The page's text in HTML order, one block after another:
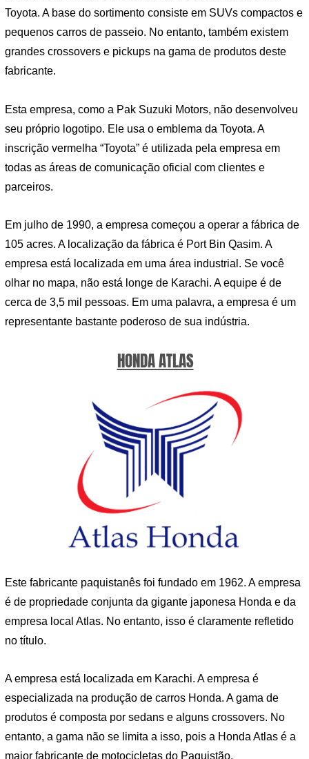
Toyota. A base do sortimento consiste em SUVs compactos e
pequenos carros de passeio. No entanto, também existem
grandes crossovers e pickups na gama de produtos deste
fabricante.
Esta empresa, como a Pak Suzuki Motors, não desenvolveu
seu próprio logotipo. Ele usa o emblema da Toyota. A
inscrição vermelha “Toyota” é utilizada pela empresa em
todas as áreas de comunicação oficial com clientes e
parceiros.
Em julho de 1990, a empresa começou a operar a fábrica de
105 acres. A localização da fábrica é Port Bin Qasim. A
empresa está localizada em uma área industrial. Se você
olhar no mapa, não está longe de Karachi. A equipe é de
cerca de 3,5 mil pessoas. Em uma palavra, a empresa é um
representante bastante poderoso de sua indústria.
HONDA ATLAS
Este fabricante paquistanês foi fundado em 1962. A empresa
é de propriedade conjunta da gigante japonesa Honda e da
empresa local Atlas. No entanto, isso é claramente refletido
no título.
A empresa está localizada em Karachi. A empresa é
especializada na produção de carros Honda. A gama de
produtos é composta por sedans e alguns crossovers. No
entanto, a gama não se limita a isso, pois a Honda Atlas é a
maior fabricante de motocicletas do Paquistão.